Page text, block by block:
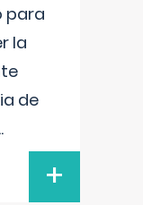
para
la
de
+